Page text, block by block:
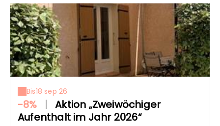
Bis18 sep 26
-8%
Aktion „Zweiwöchiger
Aufenthalt im Jahr 2026“